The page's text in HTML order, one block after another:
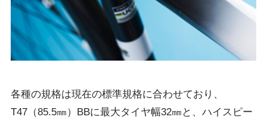
各種の規格は現在の標準規格に合わせており、
T47（85.5㎜）BBに最大タイヤ幅32㎜と、ハイスピー